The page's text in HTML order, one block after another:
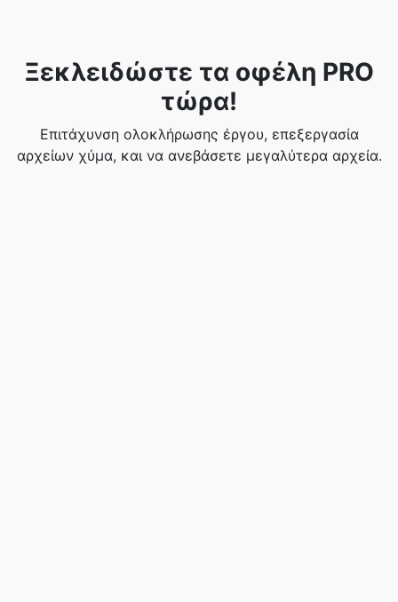
Ξεκλειδώστε τα οφέλη PRO
τώρα!
Επιτάχυνση ολοκλήρωσης έργου, επεξεργασία
αρχείων χύμα, και να ανεβάσετε μεγαλύτερα αρχεία.